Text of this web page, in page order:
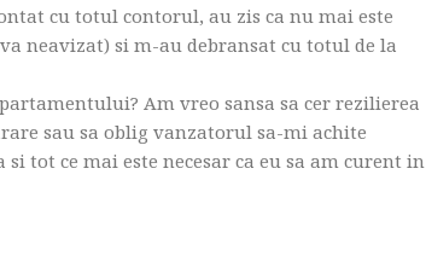
cu totul contorul, au zis ca nu mai este
neavizat) si m-au debransat cu totul de la
Am vreo sansa sa cer rezilierea
sau sa oblig vanzatorul sa-mi achite
tot ce mai este necesar ca eu sa am curent in